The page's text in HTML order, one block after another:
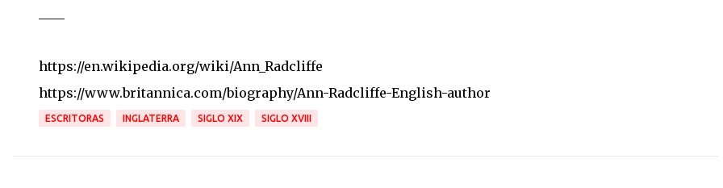
https://en.wikipedia.org/wiki/Ann_Radcliffe
https://www.britannica.com/biography/Ann-Radcliffe-English-author
ESCRITORAS INGLATERRA SIGLO XIX SIGLO XVIII